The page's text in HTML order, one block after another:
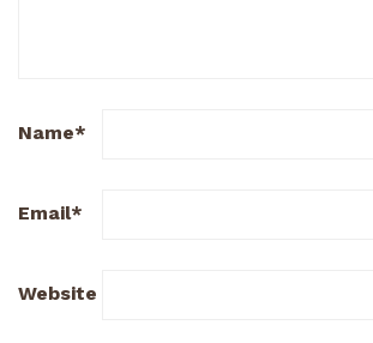
Name*
Email*
Website